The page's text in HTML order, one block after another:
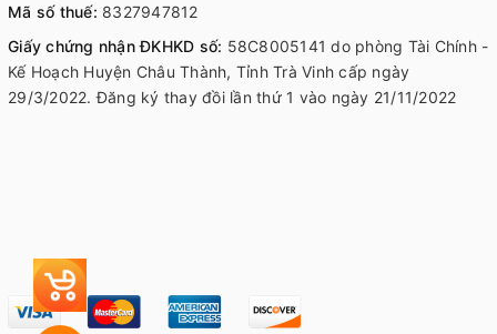
Mã số thuế: 8327947812
Giấy chứng nhận ĐKHKD số: 58C8005141 do phòng Tài Chính -
Kế Hoạch Huyện Châu Thành, Tỉnh Trà Vinh cấp ngày
29/3/2022. Đăng ký thay đồi lần thứ 1 vào ngày 21/11/2022